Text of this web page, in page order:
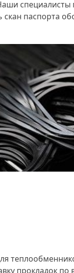
паспорта
прокладок